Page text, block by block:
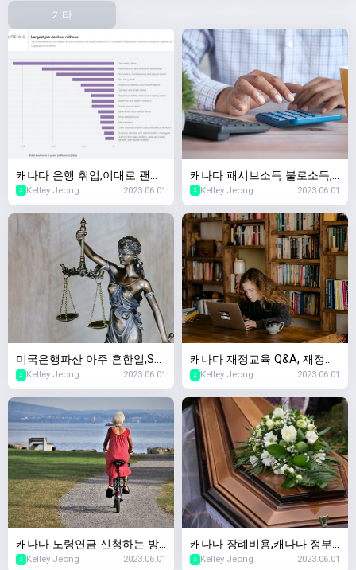
기타
캐나다 은행 취업,이대로 괜찮
나? 5년이내 사라질 직업 Top
10,2023년 세계경제포럼
2 Kelley Jeong 2023.06.01
캐나다 패시브소득 불로소득,
캐나다 부동산투자 & 캐나다
증권투자 차이
2 Kelley Jeong 2023.06.01
미국은행파산 아주 흔한일,SV
B파산 SNBY파산 마찬가지! 캐
나다 경제수업~
2 Kelley Jeong 2023.06.01
캐나다 재정교육 Q&A, 재정교
육을 왜 무료로 하세요? 돈벌
려는 수작인가요?
2 Kelley Jeong 2023.06.01
캐나다 노령연금 신청하는 방
법,캐나다 OAS(Old Age Secu
2 Kelley Jeong 2023.06.01
캐나다 장례비용,캐나다 정부
에서 장례지원을 해주나요? 캐
2 Kelley Jeong 2023.06.01